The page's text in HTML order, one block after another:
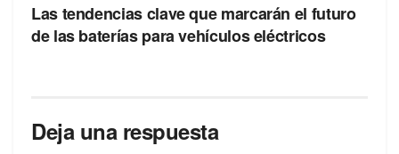
Las tendencias clave que marcarán el futuro
de las baterías para vehículos eléctricos
Deja una respuesta